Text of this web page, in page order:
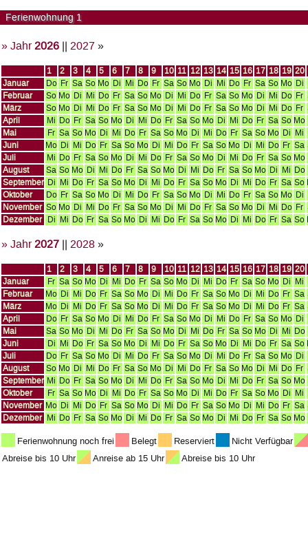
Ferienwohnung 1
» Jahr 2026 || 2027 »
1 2 3 4 5 6 7 8 9 10 11 12 13 14 15 16 17 18 19 20
Januar
Do Fr Sa So Mo Di Mi Do Fr Sa So Mo Di Mi Do Fr Sa So Mo Di
Februar
So Mo Di Mi Do Fr Sa So Mo Di Mi Do Fr Sa So Mo Di Mi Do Fr
März
So Mo Di Mi Do Fr Sa So Mo Di Mi Do Fr Sa So Mo Di Mi Do Fr
April
Mi Do Fr Sa So Mo Di Mi Do Fr Sa So Mo Di Mi Do Fr Sa So Mo
Mai
Fr Sa So Mo Di Mi Do Fr Sa So Mo Di Mi Do Fr Sa So Mo Di Mi
Juni
Mo Di Mi Do Fr Sa So Mo Di Mi Do Fr Sa So Mo Di Mi Do Fr Sa
Juli
Mi Do Fr Sa So Mo Di Mi Do Fr Sa So Mo Di Mi Do Fr Sa So Mo
August
Sa So Mo Di Mi Do Fr Sa So Mo Di Mi Do Fr Sa So Mo Di Mi Do
September Di Mi Do Fr Sa So Mo Di Mi Do Fr Sa So Mo Di Mi Do Fr Sa So
Oktober
Do Fr Sa So Mo Di Mi Do Fr Sa So Mo Di Mi Do Fr Sa So Mo Di
November So Mo Di Mi Do Fr Sa So Mo Di Mi Do Fr Sa So Mo Di Mi Do Fr
Dezember
Di Mi Do Fr Sa So Mo Di Mi Do Fr Sa So Mo Di Mi Do Fr Sa So
» Jahr 2027 || 2028 »
1 2 3 4 5 6 7 8 9 10 11 12 13 14 15 16 17 18 19 20
Januar
Fr Sa So Mo Di Mi Do Fr Sa So Mo Di Mi Do Fr Sa So Mo Di Mi
Februar
Mo Di Mi Do Fr Sa So Mo Di Mi Do Fr Sa So Mo Di Mi Do Fr Sa
März
Mo Di Mi Do Fr Sa So Mo Di Mi Do Fr Sa So Mo Di Mi Do Fr Sa
April
Do Fr Sa So Mo Di Mi Do Fr Sa So Mo Di Mi Do Fr Sa So Mo Di
Mai
Sa So Mo Di Mi Do Fr Sa So Mo Di Mi Do Fr Sa So Mo Di Mi Do
Juni
Di Mi Do Fr Sa So Mo Di Mi Do Fr Sa So Mo Di Mi Do Fr Sa So
Juli
Do Fr Sa So Mo Di Mi Do Fr Sa So Mo Di Mi Do Fr Sa So Mo Di
August
So Mo Di Mi Do Fr Sa So Mo Di Mi Do Fr Sa So Mo Di Mi Do Fr
September Mi Do Fr Sa So Mo Di Mi Do Fr Sa So Mo Di Mi Do Fr Sa So Mo
Oktober
Fr Sa So Mo Di Mi Do Fr Sa So Mo Di Mi Do Fr Sa So Mo Di Mi
November Mo Di Mi Do Fr Sa So Mo Di Mi Do Fr Sa So Mo Di Mi Do Fr Sa
Dezember
Mi Do Fr Sa So Mo Di Mi Do Fr Sa So Mo Di Mi Do Fr Sa So Mo
Ferienwohnung noch frei Belegt Reserviert
Nicht Verfügbar
Abreise bis 10 Uhr
Anreise ab 15 Uhr Abreise bis 10 Uhr